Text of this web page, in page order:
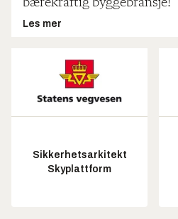
bærekraftig byggebransje!
Les mer
Sikkerhetsarkitekt
Skyplattform